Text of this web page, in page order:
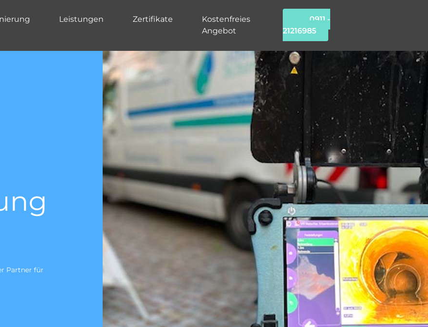
Leistungen Zertifikate
Kostenfreies
Angebot
0911 -
21216985
Kanal TV-
Untersuchung
nach DIN 1986-
30
Wir sind ein zertifiziertes Fachunternehmen für die Kanal-TV-
Untersuchung gem. DIN 1986-30.